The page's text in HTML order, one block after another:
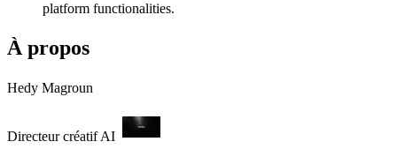
platform functionalities.
À propos
Hedy Magroun
Directeur créatif AI